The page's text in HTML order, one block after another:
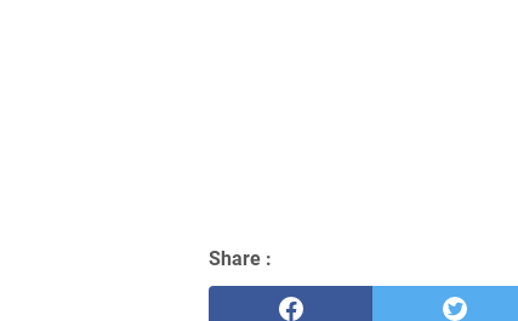
Share :